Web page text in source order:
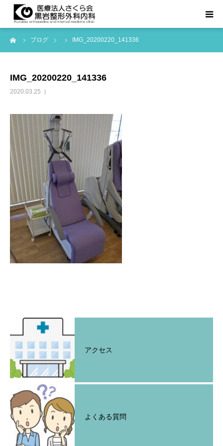
ブログ IMG_20200220_141336
IMG_20200220_141336
2020.03.25
アクセス
よくある質問
TOPページ
お知らせ等
アクセス
よくある質問